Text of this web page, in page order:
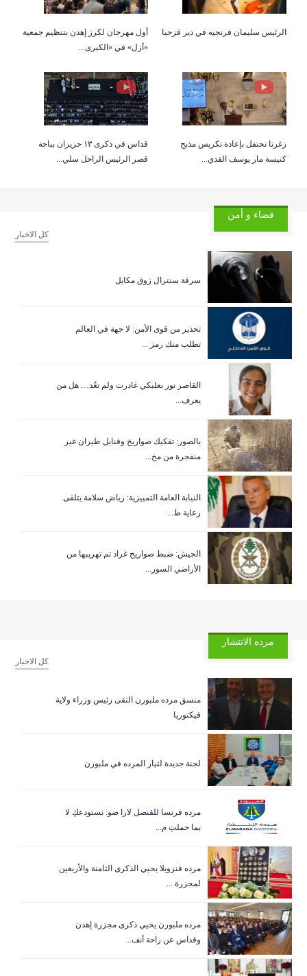
07/06/2026 لبنان والتحولات الإقليمية
مطار الرئيس الشهيد رينيه معوض… أكثر من
05/06/2026 الجنوب اللبناني في قلب المشهد الإقليمي
01/06/2026
30/05/2026 التكنولوجيا تقتحم المونديال… تطبيق Public Sa...
29/05/2026 بين التفاوض والنار…
27/05/2026
عيد الأضحى… حين يصبح الوطن ضحية الانتهاكات
والصمت ...
25/05/2026 كرة القدم… اللعبة التي تجمع العالم
25/05/2026 عيد المقاومة والتحرير… ذاكرة انتصار وصمود
22/05/2026 وجهان للتنوع البيولوجي في يومه العالمي.. البيئة في...
الرئيس سليمان فرنجيه في دير قزحيا
أول مهرجان لكرز إهدن بتنظيم جمعية
«أزل» في «الكبرى...
زغرتا تحتفل بإعادة تكريس مذبح
كنيسة مار يوسف القدي...
Read video
قداس في ذكرى ١٣ حزيران بباحة
قصر الرئيس الراحل سلي...
قضاء و أمن
كل الاخبار
سرقة سنترال زوق مكايل
تحذير من قوى الأمن: لا جهة في العالم
تطلب منك رمز ...
القاصر نور بعلبكي غادرت ولم تعُد… هل من
يعرف...
بالصور: تفكيك صواريخ وقنابل طيران غير
منفجرة من مخ...
النيابة العامة التمييزية: رياض سلامة يتلقى
رعاية ط...
الجيش: ضبط صواريخ غراد تم تهريبها من
الأراضي السور...
مرده الانتشار
كل الاخبار
منسق مرده ملبورن التقى رئيس وزراء ولاية
فيكتوريا
لجنة جديدة لتيار المرده في ملبورن
مرده فرنسا للقنصل لارا ضو: نستودعكِ لا
بما حملتِ م...
مرده فنزويلا يحيي الذكرى الثامنة والأربعين
لمجزرة ...
مرده ملبورن يحيي ذكرى مجزرة إهدن
وقداس عن راحة أنف...